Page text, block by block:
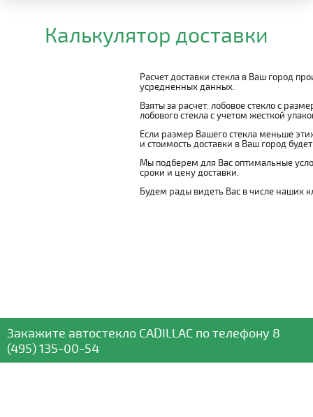
Калькулятор доставки
Расчет доставки стекла в Ваш город
усредненных данных.
Взяты за расчет: лобовое стекло с
лобового стекла с учетом жесткой
Если размер Вашего стекла меньше
и стоимость доставки в Ваш город
Мы подберем для Вас оптимальные
сроки и цену доставки.
Будем рады видеть Вас в числе наших
Закажите автостекло CADILLAC по телефону 8
(495) 135-00-54